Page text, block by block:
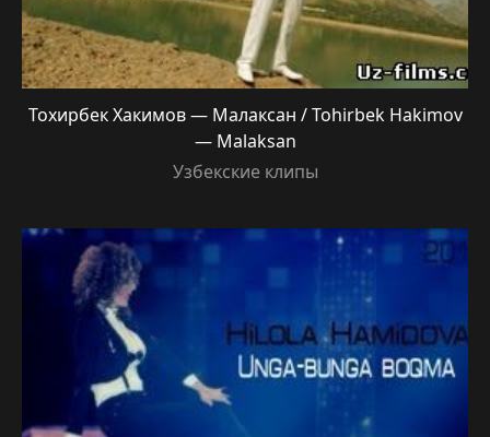
Тохирбек Хакимов — Малаксан / Tohirbek Hakimov
— Malaksan
Узбекские клипы